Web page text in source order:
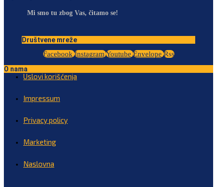
Mi smo tu zbog Vas, čitamo se!
Društvene mreže
Facebook Instagram Youtube Envelope Rss
O nama
Uslovi korišćenja
Impressum
Privacy policy
Marketing
Naslovna